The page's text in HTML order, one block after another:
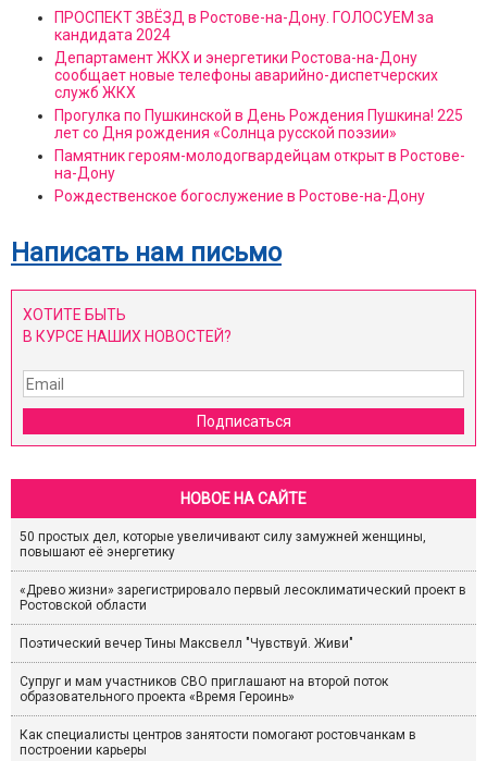
ПРОСПЕКТ ЗВЁЗД в Ростове-на-Дону. ГОЛОСУЕМ за
кандидата 2024
Департамент ЖКХ и энергетики Ростова-на-Дону
сообщает новые телефоны аварийно-диспетчерских
служб ЖКХ
Прогулка по Пушкинской в День Рождения Пушкина! 225
лет со Дня рождения «Солнца русской поэзии»
Памятник героям-молодогвардейцам открыт в Ростове-
на-Дону
Рождественское богослужение в Ростове-на-Дону
Написать нам письмо
ХОТИТЕ БЫТЬ
В КУРСЕ НАШИХ НОВОСТЕЙ?
Подписаться
НОВОЕ НА САЙТЕ
50 простых дел, которые увеличивают силу замужней женщины,
повышают её энергетику
«Древо жизни» зарегистрировало первый лесоклиматический проект в
Ростовской области
Поэтический вечер Тины Максвелл "Чувствуй. Живи"
Супруг и мам участников СВО приглашают на второй поток
образовательного проекта «Время Героинь»
Как специалисты центров занятости помогают ростовчанкам в
построении карьеры